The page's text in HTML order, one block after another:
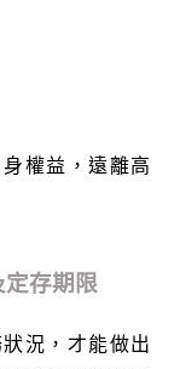
權益，遠離高
存期限
況，才能做出